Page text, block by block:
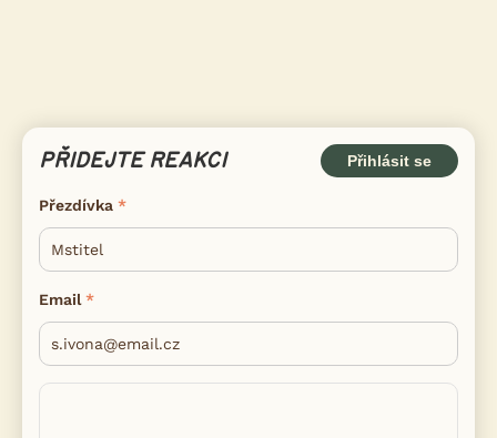
PŘIDEJTE REAKCI Přihlásit se
Přezdívka
Email